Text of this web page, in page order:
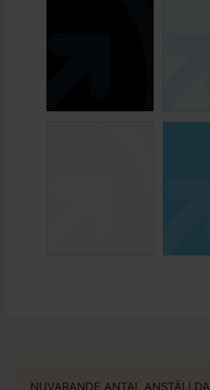
NUVARANDE ANTAL ANSTÄLLDA